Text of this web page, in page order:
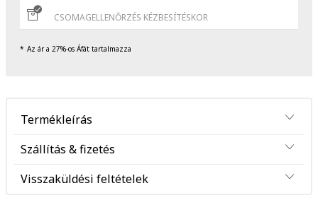
CSOMAGELLENŐRZÉS KÉZBESÍTÉSKOR
Az ár a 27%-os Áfát tartalmazza
Termékleírás
Szállítás & fizetés
Visszaküldési feltételek